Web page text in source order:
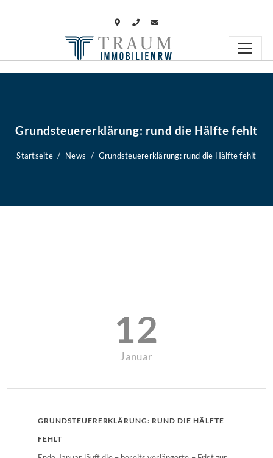
Grundsteuererklärung: rund die Hälfte fehlt
Startseite News Grundsteuererklärung: rund die Hälfte fehlt
12
Januar
GRUNDSTEUERERKLÄRUNG: RUND DIE HÄLFTE
FEHLT